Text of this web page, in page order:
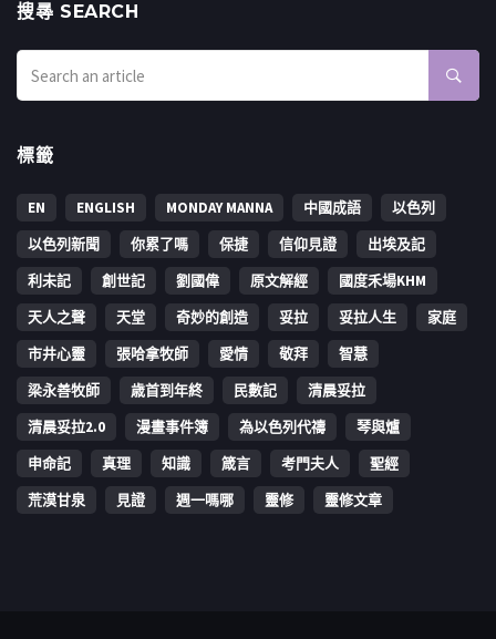
搜㝷 SEARCH
標籤
EN ENGLISH MONDAY MANNA 中國成語
以色列
以色列新聞
你累了嗎 保捷 信仰見證
出埃及記
利未記
創世記 劉國偉 原文解經
國度禾場KHM
天人之聲
天堂 奇妙的創造 妥拉 妥拉人生
家庭
市井心靈
張哈拿牧師 愛情 敬拜
智慧
梁永善牧師
歳首到年終 民數記
清晨妥拉
清晨妥拉2.0
漫畫事件簿 為以色列代禱
琴與爐
申命記
真理 知識 箴言 考門夫人
聖經
荒漠甘泉
見證 週一嗎哪 靈修 靈修文章